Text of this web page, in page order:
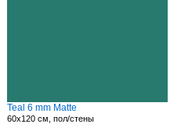
Teal 6 mm Matte
60x120 см, пол/стены